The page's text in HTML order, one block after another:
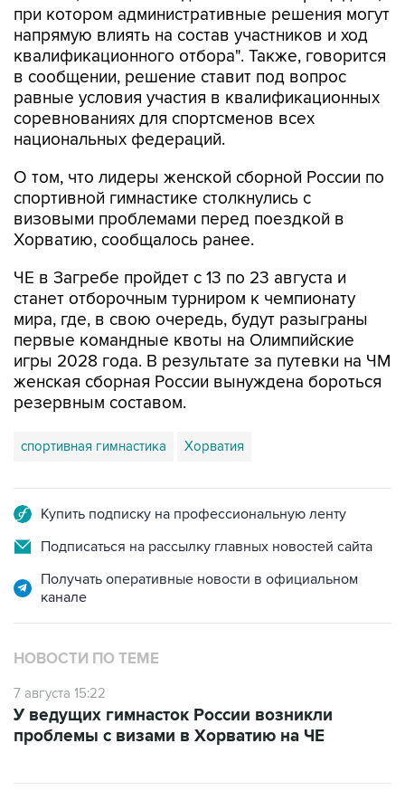
квалификационного отбора". Также, говорится
в сообщении, решение ставит под вопрос
равные условия участия в квалификационных
соревнованиях для спортсменов всех
национальных федераций.
О том, что лидеры женской сборной России по
визовыми проблемами перед поездкой в
Хорватию, сообщалось ранее.
ЧЕ в Загребе пройдет с 13 по 23 августа и
мира, где, в свою очередь, будут разыграны
первые командные квоты на Олимпийские
игры 2028 года. В результате за путевки на ЧМ
женская сборная России вынуждена бороться
резервным составом.
спортивная гимнастика Хорватия
Подписаться на рассылку главных новостей сайта
Получать оперативные новости в официальном
канале
НОВОСТИ ПО ТЕМЕ
7 августа 15:22
проблемы с визами в Хорватию на ЧЕ